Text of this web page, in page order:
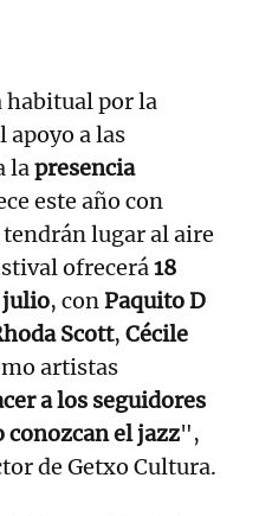
habitual por la
apoyo a las
lapresencia
este año con
tendrán lugar al aire
ofrecerá18
julio, conPaquito D
Scott, Cécile
artistas
a los seguidores
conozcan el jazz",
de Getxo Cultura.